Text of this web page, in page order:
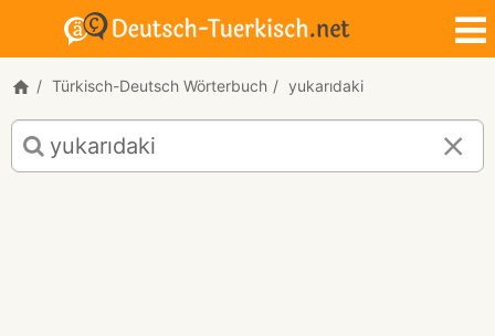
Türkisch-Deutsch Wörterbuch yukarıdaki
Türkisch-
Deutsch
Übersetzung